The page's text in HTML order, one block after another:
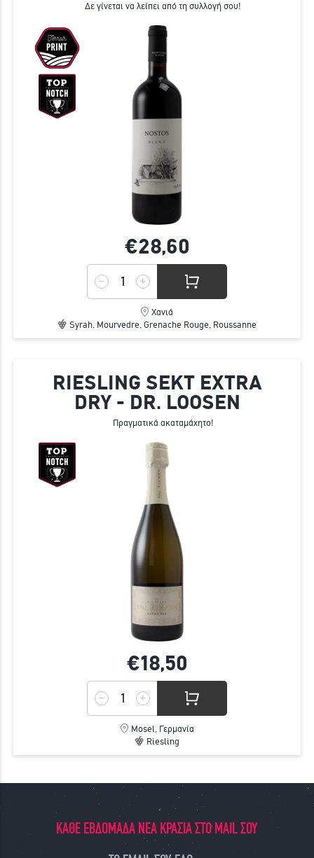
Δε γίνεται να λείπει από τη συλλογή σου!
€28,60
Χανιά
Syrah, Mourvedre, Grenache Rouge, Roussanne
RIESLING SEKT EXTRA
DRY - DR. LOOSEN
Πραγματικά ακαταμάχητο!
€18,50
Mosel, Γερμανία
Riesling
ΚΑΘΕ ΕΒΔΟΜΑΔΑ ΝΕΑ ΚΡΑΣΙΑ ΣΤΟ MAIL ΣΟΥ